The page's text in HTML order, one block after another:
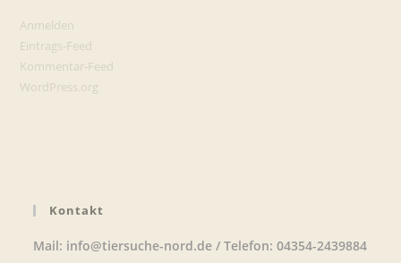
Anmelden
Eintrags-Feed
Kommentar-Feed
WordPress.org
Kontakt
Mail: info@tiersuche-nord.de / Telefon: 04354-2439884